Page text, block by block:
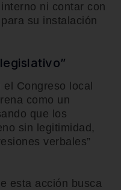
ni contar con
su instalación
Congreso local
como un
que los
sin legitimidad,
verbales”
esta acción busca